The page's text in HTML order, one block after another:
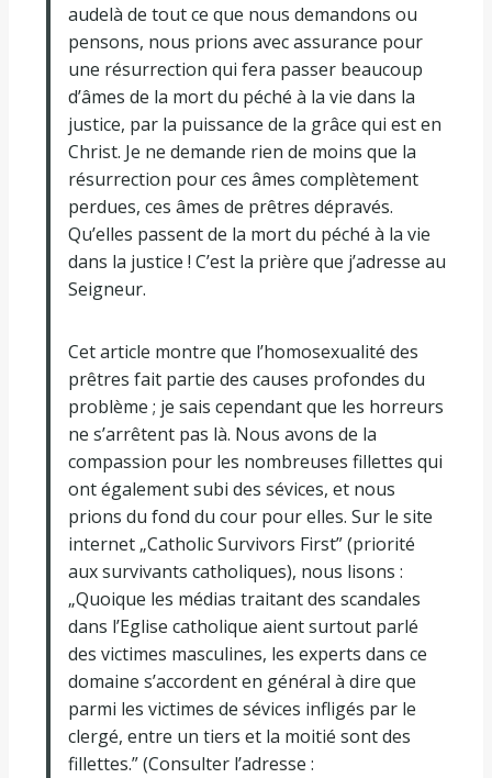
audelà de tout ce que nous demandons ou
pensons, nous prions avec assurance pour
une résurrection qui fera passer beaucoup
d’âmes de la mort du péché à la vie dans la
justice, par la puissance de la grâce qui est en
Christ. Je ne demande rien de moins que la
résurrection pour ces âmes complètement
perdues, ces âmes de prêtres dépravés.
Qu’elles passent de la mort du péché à la vie
dans la justice ! C’est la prière que j’adresse au
Seigneur.
Cet article montre que l’homosexualité des
prêtres fait partie des causes profondes du
problème ; je sais cependant que les horreurs
ne s’arrêtent pas là. Nous avons de la
compassion pour les nombreuses fillettes qui
ont également subi des sévices, et nous
prions du fond du cour pour elles. Sur le site
internet „Catholic Survivors First” (priorité
aux survivants catholiques), nous lisons :
„Quoique les médias traitant des scandales
dans l’Eglise catholique aient surtout parlé
des victimes masculines, les experts dans ce
domaine s’accordent en général à dire que
parmi les victimes de sévices infligés par le
clergé, entre un tiers et la moitié sont des
fillettes.” (Consulter l’adresse :